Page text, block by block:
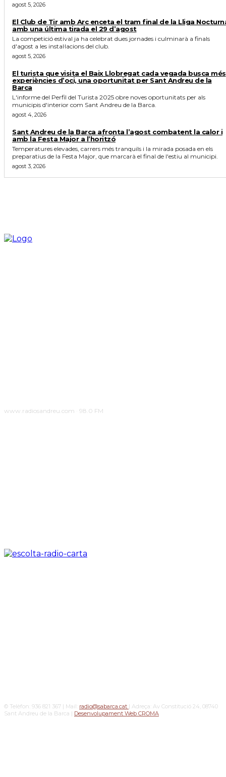
agost 5, 2026
El Club de Tir amb Arc enceta el tram final de la Lliga
amb una última tirada el 29 d’agost
La competició estival ja ha celebrat dues jornades i culminarà a finals
d'agost a les instal·lacions del club.
agost 5, 2026
El turista que visita el Baix Llobregat cada vegada busca més
experiències d’oci, una oportunitat per Sant Andreu de la
Barca
L'informe del Perfil del Turista 2025 obre noves oportunitats per als
municipis d'interior com Sant Andreu de la Barca.
agost 4, 2026
Sant Andreu de la Barca afronta l’agost combatent la calor i
amb la Festa Major a l’horitzó
Temperatures elevades, carrers més tranquils i la mirada posada en els
preparatius de la Festa Major, que marcarà el final de l'estiu al municipi.
agost 3, 2026
www.radiosandreu.com · 98.0 FM
© Telèfon: 936 821 367 | Mail: radio@sabarca.cat | Adreça: Av Constitució 24, 08740
Sant Andreu de la Barca | Desenvolupament Web CROMA